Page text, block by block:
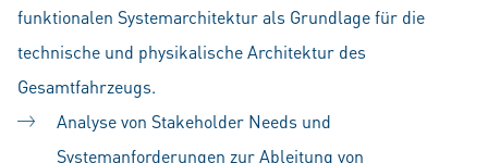
funktionalen Systemarchitektur als Grundlage für die
technische und physikalische Architektur des
Gesamtfahrzeugs.
Analyse von Stakeholder Needs und
Systemanforderungen zur Ableitung von